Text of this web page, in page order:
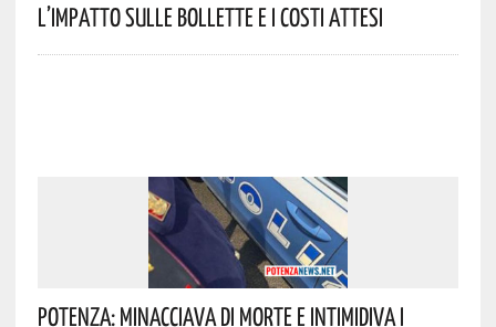
L’impatto Sulle Bollette E I Costi Attesi
Potenza: Minacciava Di Morte E Intimidiva I